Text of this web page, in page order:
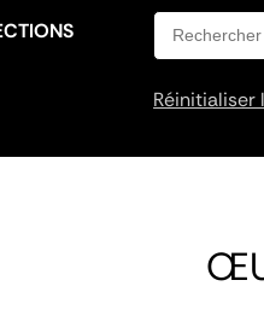
Réinitialiser